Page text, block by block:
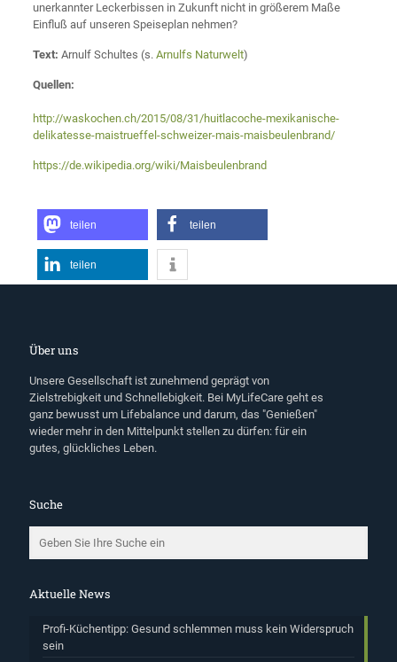
unerkannter Leckerbissen in Zukunft nicht in größerem Maße
Einfluß auf unseren Speiseplan nehmen?
Text: Arnulf Schultes (s. Arnulfs Naturwelt)
Quellen:
http://waskochen.ch/2015/08/31/huitlacoche-mexikanische-
delikatesse-maistrueffel-schweizer-mais-maisbeulenbrand/
https://de.wikipedia.org/wiki/Maisbeulenbrand
teilen teilen
teilen
Über uns
Unsere Gesellschaft ist zunehmend geprägt von
Zielstrebigkeit und Schnellebigkeit. Bei MyLifeCare geht es
ganz bewusst um Lifebalance und darum, das "Genießen"
wieder mehr in den Mittelpunkt stellen zu dürfen: für ein
gutes, glückliches Leben.
Suche
Aktuelle News
Profi-Küchentipp: Gesund schlemmen muss kein Widerspruch
sein